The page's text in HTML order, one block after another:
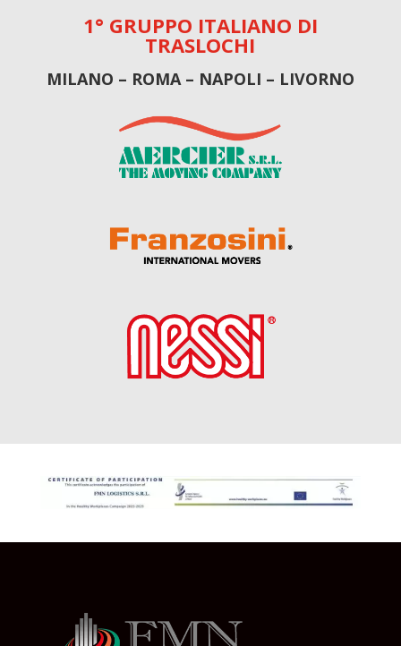
1° GRUPPO ITALIANO DI
TRASLOCHI
MILANO – ROMA – NAPOLI – LIVORNO